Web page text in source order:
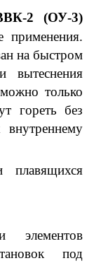
2 (ОУ-3)
применения.
на быстром
вытеснения
только
гореть без
под